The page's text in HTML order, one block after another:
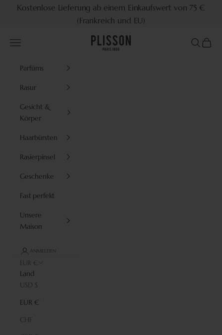
Zum Inhalt springen
Kostenlose Lieferung ab einem Einkaufswert von 75 €
(Frankreich und EU)
Plisson 1808
Menü Suchen
Parfüms
Rasur
Gesicht &
Körper
Haarbürsten
Rasierpinsel
Geschenke
Fast perfekt
Unsere
Maison
ANMELDEN
EUR €
Land
USD $
EUR €
CHF